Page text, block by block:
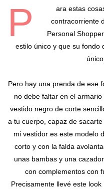
P ara estas
contracorriente
Personal
estilo único y que su fondo
Pero hay una prenda de ese
no debe faltar en el
vestido negro de corte
a tu cuerpo, capaz de
mi vestidor es este modelo
corto y con la falda
unas bambas y una
con complementos con
Precisamente llevé este